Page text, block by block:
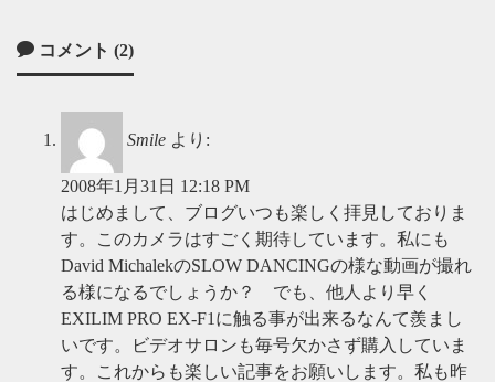
コメント (2)
Smile より:
2008年1月31日 12:18 PM
はじめまして、ブログいつも楽しく拝見しておりま
す。このカメラはすごく期待しています。私にも
David MichalekのSLOW DANCINGの様な動画が撮れ
る様になるでしょうか？ でも、他人より早く
EXILIM PRO EX-F1に触る事が出来るなんて羨まし
いです。ビデオサロンも毎号欠かさず購入していま
す。これからも楽しい記事をお願いします。私も昨